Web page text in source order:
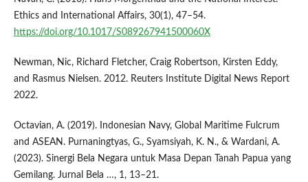
Ethics and International Affairs, 30(1), 47–54.
https://doi.org/10.1017/S089267941500060X
Newman, Nic, Richard Fletcher, Craig Robertson, Kirsten Eddy,
and Rasmus Nielsen. 2012. Reuters Institute Digital News Report
2022.
Octavian, A. (2019). Indonesian Navy, Global Maritime Fulcrum
and ASEAN. Purnaningtyas, G., Syamsiyah, K. N., & Wardani, A.
(2023). Sinergi Bela Negara untuk Masa Depan Tanah Papua yang
Gemilang. Jurnal Bela …, 1, 13–21.